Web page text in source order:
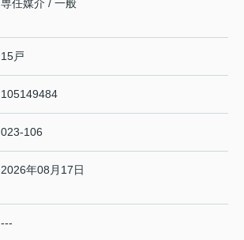
専任媒介 / 一般
15戸
105149484
023-106
2026年08月17日
---